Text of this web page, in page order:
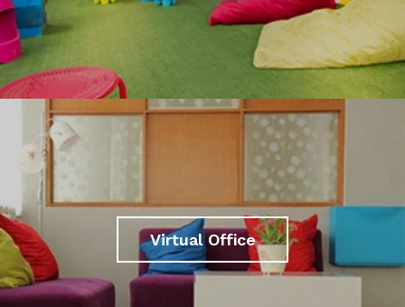
Virtual Office